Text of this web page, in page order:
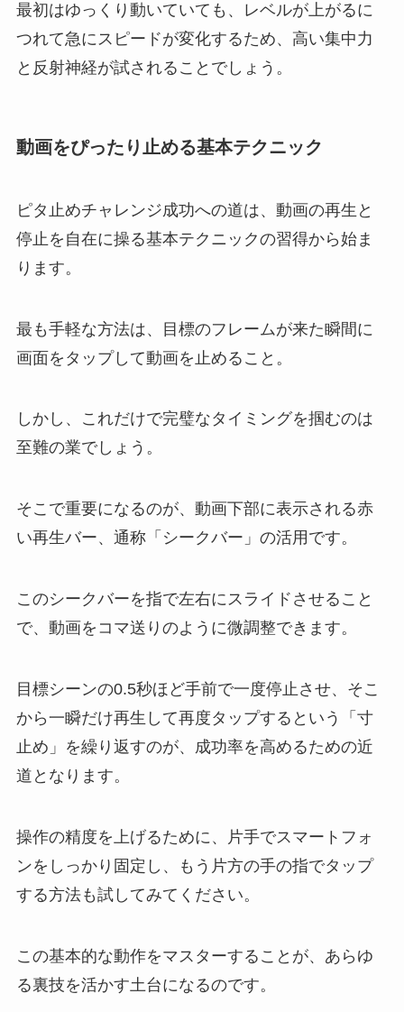
最初はゆっくり動いていても、レベルが上がるに
つれて急にスピードが変化するため、高い集中力
と反射神経が試されることでしょう。
動画をぴったり止める基本テクニック
ピタ止めチャレンジ成功への道は、動画の再生と
停止を自在に操る基本テクニックの習得から始ま
ります。
最も手軽な方法は、目標のフレームが来た瞬間に
画面をタップして動画を止めること。
しかし、これだけで完璧なタイミングを掴むのは
至難の業でしょう。
そこで重要になるのが、動画下部に表示される赤
い再生バー、通称「シークバー」の活用です。
このシークバーを指で左右にスライドさせること
で、動画をコマ送りのように微調整できます。
目標シーンの0.5秒ほど手前で一度停止させ、そこ
から一瞬だけ再生して再度タップするという「寸
止め」を繰り返すのが、成功率を高めるための近
道となります。
操作の精度を上げるために、片手でスマートフォ
ンをしっかり固定し、もう片方の手の指でタップ
する方法も試してみてください。
この基本的な動作をマスターすることが、あらゆ
る裏技を活かす土台になるのです。